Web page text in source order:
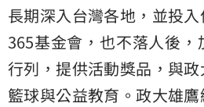
長期深入台灣各地，並投
365基金會，也不落人後
行列，提供活動獎品，與
籃球與公益教育。政大雄